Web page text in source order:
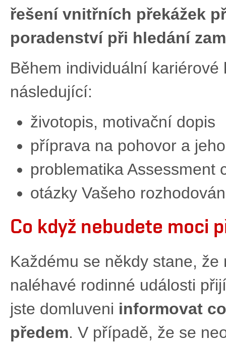
řešení vnitřních překážek
poradenství při hledání
Během individuální
následující:
životopis, motivační dopis
příprava na pohovor a
problematika Assessment
otázky Vašeho
Co když nebudete moci
Každému se někdy stane,
naléhavé rodinné události
jste domluveni informovat
předem. V případě, že se